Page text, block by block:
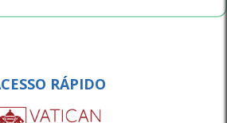
RÁPIDO